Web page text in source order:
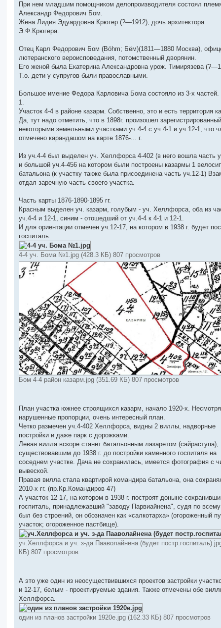
При нем младшим помощником делопроизводителя состоял
Александр Федорович Бом.
Жена Лидия Эдуардовна Крюгер (?—1912), дочь архитектора
Э.Ф.Крюгера.
Отец Карл Федорович Бом (Böhm; Бём)(1811—1880 Москва),
лютеранского вероисповедания, потомственный дворянин.
Его женой была Екатерина Александровна урож. Тимирязева
Т.о. дети у супругов были православными.
Большое имение Федора Карловича Бома состояло из 3-х частей.
1.
Участок 4-4 в районе казарм. Собственно, это и есть территория
Да, тут надо отметить, что в 1898г. произошел
некоторыми земельными участками уч.4-4 с уч.4-1 и уч.12-1, что
отмечено карандашом на карте 1876-... г.
Из уч.4-4 был выделен уч. Хеллфорса 4-402 (в него вошла часть
и большой уч.4-456 на котором были построены казармы 1
батальона (к участку также была присоединена часть уч.12-1)
отдал заречную часть своего участка.
Часть карты 1876-1890-1895 гг.
Красным выделен уч. казарм, голубым - уч. Хеллфорса, оба из
уч.4-4 и 12-1, синим - отошедший от уч.4-4 к 4-1 и 12-1.
И для ориентации отмечен уч.12-17, на котором в 1938 г. будет
госпиталь.
4-4 уч. Бома №1.jpg (428.3 КБ) 807 просмотров
Бом 4-4 район казарм.jpg (351.69 КБ) 807 просмотров
План участка южнее строящихся казарм, начало 1920-х.
нарушенные пропорции, очень интересный план.
Четко размечен уч.4-402 Хеллфорса, видны 2 виллы, надворные
постройки и даже парк с дорожками.
Левая вилла вскоре станет батальонным лазаретом (сайраступа),
существовавшим до 1938 г. до постройки каменного госпиталя на
соседнем участке. Дача не сохранилась, имеется фотография с
вывеской.
Правая вилла стала квартирой командира батальона, она
2010-х гг. (пр.Кр.Командиров 47)
А участок 12-17, на котором в 1938 г. построят доныне
госпиталь, принадлежавший "заводу Парвиайнена", судя по всему
был без строений, он обозначен как «салкотарха» (огороженный
участок; огороженное пастбище).
уч.Хеллфорса и уч. з-да Пааволайнена (будет
КБ) 807 просмотров
А это уже один из неосуществившихся проектов застройки
и 12-17, белым - проектируемые здания. Также отмечены обе
Хеллфорса.
один из планов застройки 1920е.jpg (162.33 КБ) 807 просмотров